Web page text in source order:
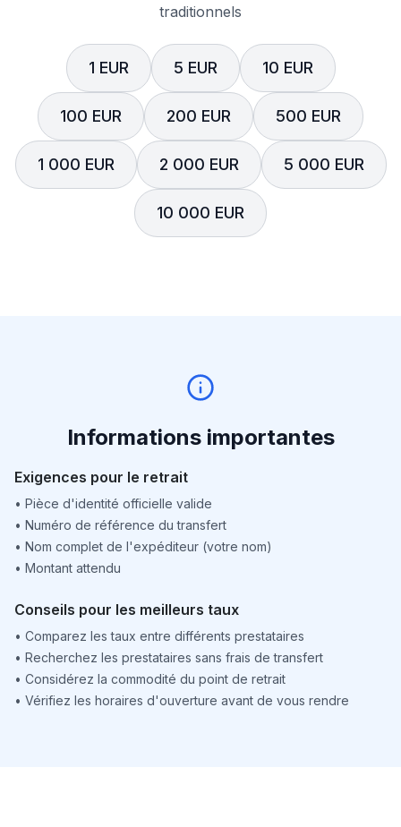
traditionnels
1 EUR 5 EUR 10 EUR
100 EUR 200 EUR 500 EUR
1 000 EUR 2 000 EUR 5 000 EUR
10 000 EUR
Informations importantes
Exigences pour le retrait
• Pièce d'identité officielle valide
• Numéro de référence du transfert
• Nom complet de l'expéditeur (votre nom)
• Montant attendu
Conseils pour les meilleurs taux
• Comparez les taux entre différents prestataires
• Recherchez les prestataires sans frais de transfert
• Considérez la commodité du point de retrait
• Vérifiez les horaires d'ouverture avant de vous rendre